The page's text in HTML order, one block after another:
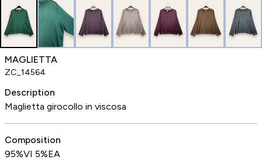
MAGLIETTA
ZC_14564
Description
Maglietta girocollo in viscosa
Composition
95%VI 5%EA